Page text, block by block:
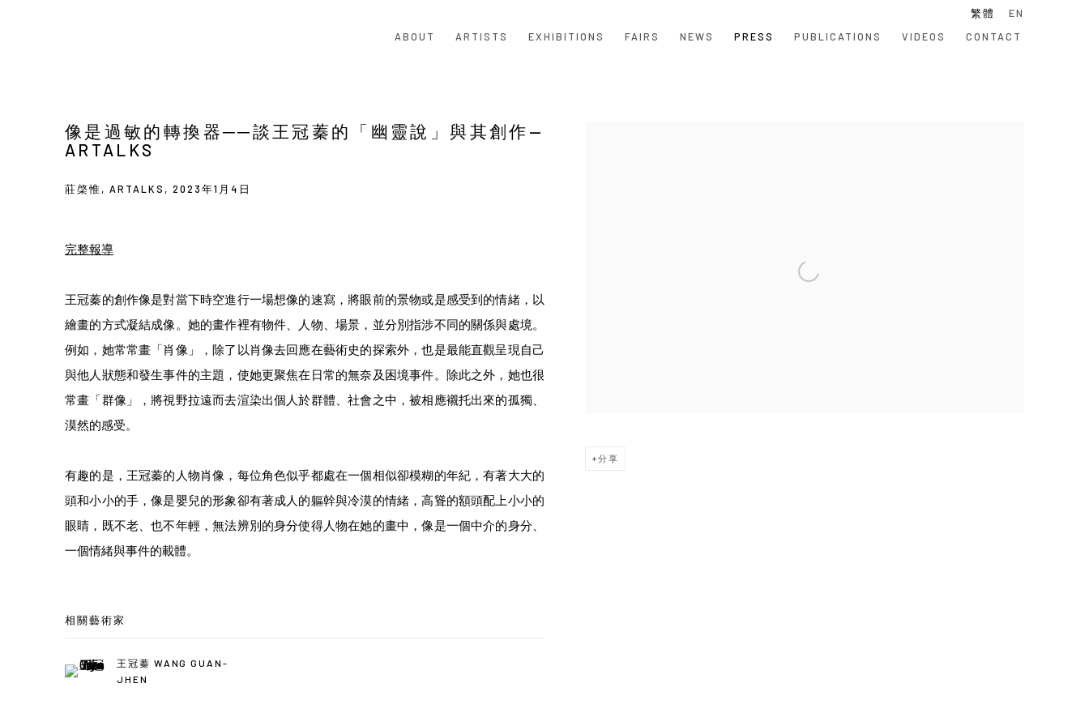
ABOUT ARTISTS EXHIBITIONS FAIRS NEWS PRESS PUBLICATIONS VIDEOS CONTACT
繁體 EN
像是過敏的轉換器──談王冠蓁的「幽靈說」與其創作—
ARTALKS
莊棨惟, ARTALKS, 2023年1月4日
分享
完整報導
王冠蓁的創作像是對當下時空進行一場想像的速寫，將眼前的景物或是感受到的情緒，以
繪畫的方式凝結成像。她的畫作裡有物件、人物、場景，並分別指涉不同的關係與處境。
例如，她常常畫「肖像」，除了以肖像去回應在藝術史的探索外，也是最能直觀呈現自己
與他人狀態和發生事件的主題，使她更聚焦在日常的無奈及困境事件。除此之外，她也很
常畫「群像」，將視野拉遠而去渲染出個人於群體、社會之中，被相應襯托出來的孤獨、
漠然的感受。
有趣的是，王冠蓁的人物肖像，每位角色似乎都處在一個相似卻模糊的年紀，有著大大的
頭和小小的手，像是嬰兒的形象卻有著成人的軀幹與冷漠的情緒，高聳的額頭配上小小的
眼睛，既不老、也不年輕，無法辨別的身分使得人物在她的畫中，像是一個中介的身分、
一個情緒與事件的載體。
相關藝術家
王冠蓁 WANG GUAN-
JHEN